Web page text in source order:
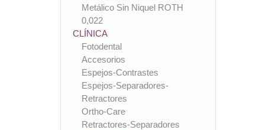
Metálico Sin Niquel ROTH
0,022
CLÍNICA
Fotodental
Accesorios
Espejos-Contrastes
Espejos-Separadores-
Retractores
Ortho-Care
Retractores-Separadores